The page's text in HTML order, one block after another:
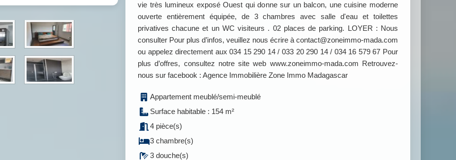
vie très lumineux exposé Ouest qui donne sur un balcon, une cuisine moderne
ouverte entièrement équipée, de 3 chambres avec salle d'eau et toilettes
privatives chacune et un WC visiteurs . 02 places de parking. LOYER : Nous
consulter Pour plus d’infos, veuillez nous écrire à contact@zoneimmo-mada.com
ou appelez directement aux 034 15 290 14 / 033 20 290 14 / 034 16 579 67 Pour
plus d’offres, consultez notre site web www.zoneimmo-mada.com Retrouvez-
nous sur facebook : Agence Immobilière Zone Immo Madagascar
Appartement meublé/semi-meublé
Surface habitable : 154 m²
4 pièce(s)
3 chambre(s)
3 douche(s)